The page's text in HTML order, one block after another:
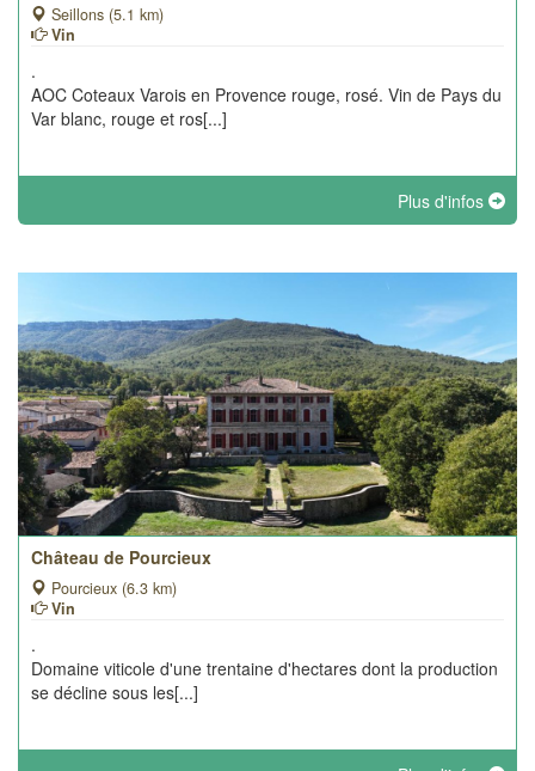
Seillons (5.1 km)
Vin
.
AOC Coteaux Varois en Provence rouge, rosé. Vin de Pays du
Var blanc, rouge et ros[...]
Plus d'infos
Château de Pourcieux
Pourcieux (6.3 km)
Vin
.
Domaine viticole d'une trentaine d'hectares dont la production
se décline sous les[...]